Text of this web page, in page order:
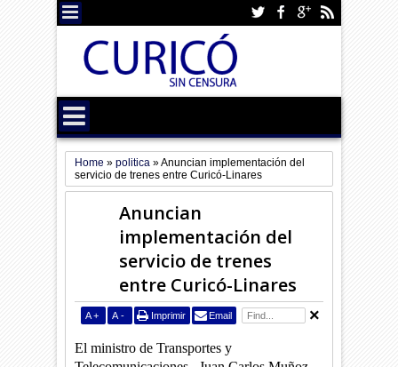
Home »politica »Anuncian implementación del
servicio de trenes entre Curicó-Linares
Anuncian
implementación del
servicio de trenes
entre Curicó-Linares
A + A - Imprimir Email
El ministro de Transportes y